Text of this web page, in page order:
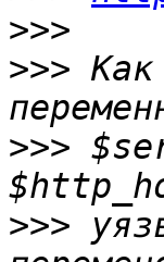
>>>
>>>
>>>
>>>